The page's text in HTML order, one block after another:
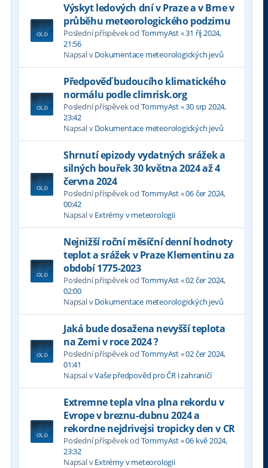
Výskyt ledových dní v Praze a v Brne v
průběhu meteorologického podzimu
Poslední příspěvek od TommyAst«31 říj 2024,
21:56
Napsal vDokumentace meteorologických jevů
Předpověď budoucího klimatického
normálu podle climrisk.org
Poslední příspěvek od TommyAst«30 srp 2024,
23:42
Napsal vDokumentace meteorologických jevů
Shrnutí epizody vydatných srážek a
silných bouřek 30 května 2024 až 4
června 2024
Poslední příspěvek od TommyAst«06 čer 2024,
00:42
Napsal vExtrémy v meteorologii
Nejnižší roční měsíční denní hodnoty
teplot a srážek v Praze Klementinu za
období 1775-2023
Poslední příspěvek od TommyAst«02 čer 2024,
02:00
Napsal vDokumentace meteorologických jevů
Jaká bude dosažena nevyšší teplota
na Zemi v roce 2024 ?
Poslední příspěvek od TommyAst«02 čer 2024,
01:41
Napsal vVaše předpověd pro ČR i zahraničí
Extremne tepla vlna plna rekordu v
Evrope v breznu-dubnu 2024 a
rekordne nejdrivejsi tropicky den v CR
Poslední příspěvek od TommyAst«06 kvě 2024,
23:32
Napsal vExtrémy v meteorologii